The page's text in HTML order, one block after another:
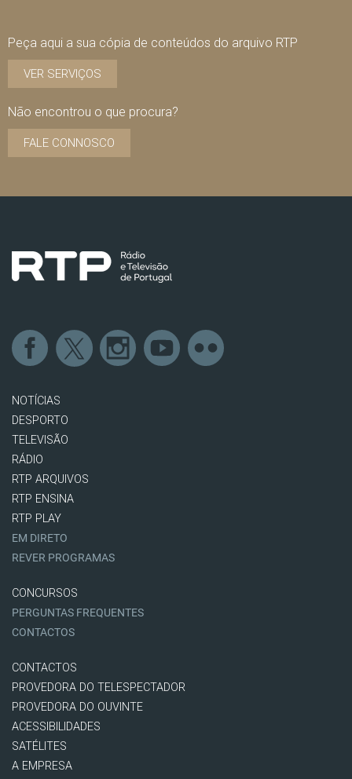
Peça aqui a sua cópia de conteúdos do arquivo RTP
VER SERVIÇOS
Não encontrou o que procura?
FALE CONNOSCO
NOTÍCIAS
DESPORTO
TELEVISÃO
RÁDIO
RTP ARQUIVOS
RTP ENSINA
RTP PLAY
EM DIRETO
REVER PROGRAMAS
CONCURSOS
PERGUNTAS FREQUENTES
CONTACTOS
CONTACTOS
PROVEDORA DO TELESPECTADOR
PROVEDORA DO OUVINTE
ACESSIBILIDADES
SATÉLITES
A EMPRESA